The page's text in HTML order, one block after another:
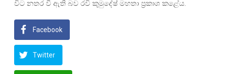
විට නතර වී ඇති බව රවි කුමුදේෂ් මහතා ප්‍රකාශ කළේය.
Facebook
Twitter